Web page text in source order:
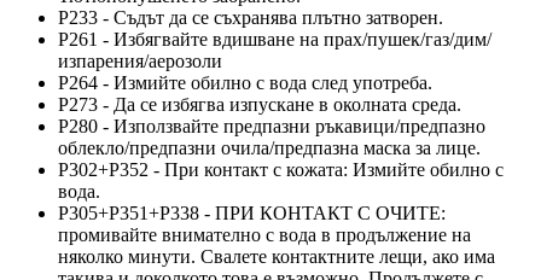
P233 - Съдът да се съхранява плътно затворен.
P261 - Избягвайте вдишване на прах/пушек/газ/дим/
изпарения/аерозоли
P264 - Измийте обилно с вода след употреба.
P273 - Да се избягва изпускане в околната среда.
P280 - Използвайте предпазни ръкавици/предпазно
облекло/предпазни очила/предпазна маска за лице.
P302+P352 - При контакт с кожата: Измийте обилно с
вода.
P305+P351+P338 - ПРИ КОНТАКТ С ОЧИТЕ:
промивайте внимателно с вода в продължение на
няколко минути. Свалете контактните лещи, ако има